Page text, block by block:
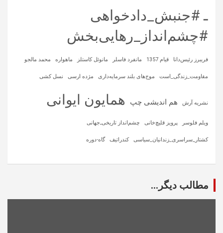
ـ #جنبش_دادخواهی
#چشم‌انداز_رهایی‌بخش
فریبرز رئیس‌دانا قیام 1357 مانفرد فاسلر مانوئل کاستلز ماهواره‌ محمد مالجو
مقاومت_زندگی_است موج‌های بلند سرمایه‌داری مژده ارسی نسل کشی
نشریه آرش هم اندیشی چپ همایون ایوانی
ویلم فلوسر پرویز قلیچ‌خانی چشم‌انداز تاریخی‌ـ‌جهانی
کشتار_سراسری_زندانیان_سیاسی کندراتیف گاه-دوره
مطالب دیگر...